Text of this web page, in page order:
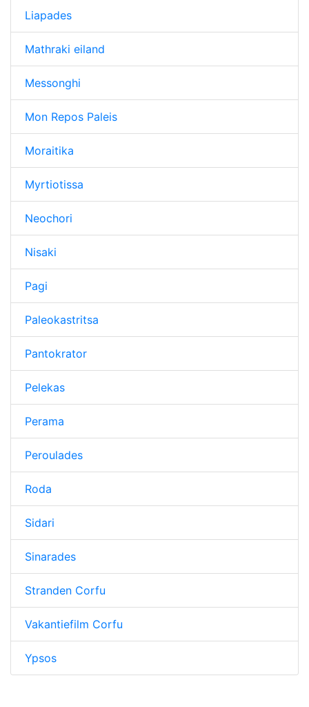
Liapades
Mathraki eiland
Messonghi
Mon Repos Paleis
Moraitika
Myrtiotissa
Neochori
Nisaki
Pagi
Paleokastritsa
Pantokrator
Pelekas
Perama
Peroulades
Roda
Sidari
Sinarades
Stranden Corfu
Vakantiefilm Corfu
Ypsos